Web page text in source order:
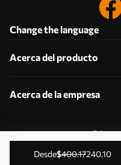
desde$400.17240.10
Change the language
Acerca del producto
Acerca de la empresa
Editar
2011-2026 Uwalls .
Gestionado por KLW